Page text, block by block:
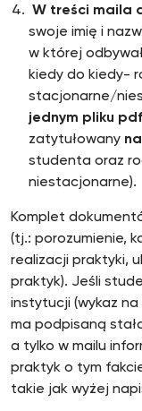
W treści maila
swoje imię i
w której
kiedy do kiedy-
stacjonarne/
jednym pliku pdf
zatytułowany
studenta oraz
niestacjonarne).
Komplet
(tj.: porozumienie,
realizacji praktyki,
praktyk). Jeśli
instytucji (wykaz na
ma podpisaną
a tylko w mailu
praktyk o tym
takie jak wyżej